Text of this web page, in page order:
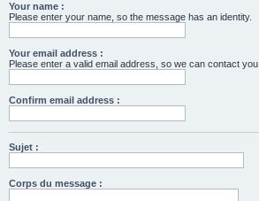
Your name :
Please enter your name, so the message has an identity.
Your email address :
Please enter a valid email address, so we can contact you.
Confirm email address :
Sujet :
Corps du message :